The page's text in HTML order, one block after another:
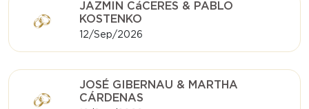
JAZMIN CáCERES & PABLO
KOSTENKO
12/Sep/2026
JOSÉ GIBERNAU & MARTHA
CÁRDENAS